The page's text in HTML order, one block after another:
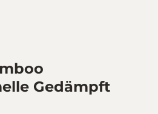
Gedämpft